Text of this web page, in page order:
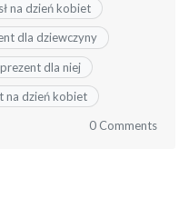
na dzień kobiet
dla dziewczyny
prezent dla niej
na dzień kobiet
0 Comments